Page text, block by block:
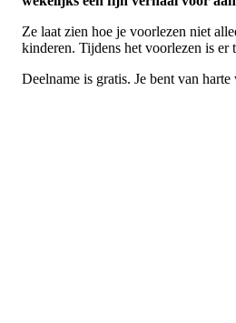
Ze laat zien hoe je voorlezen niet
kinderen. Tijdens het voorlezen is er
Deelname is gratis. Je bent van